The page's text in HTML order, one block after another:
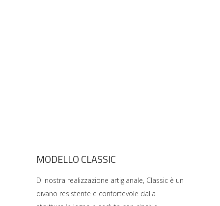
MODELLO CLASSIC
Di nostra realizzazione artigianale, Classic è un
divano resistente e confortevole dalla